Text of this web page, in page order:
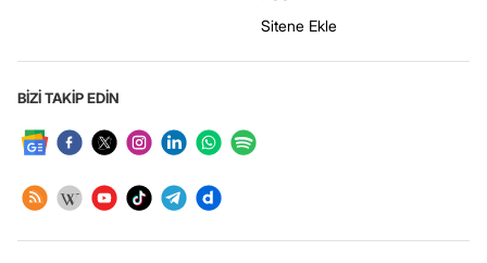
Sitene Ekle
BİZİ TAKİP EDİN